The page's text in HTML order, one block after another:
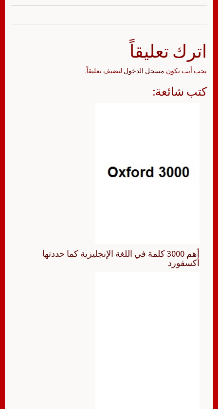
اترك تعليقاً
يجب أنت تكون مسجل الدخول لتضيف تعليقاً.
كتب شائعة:
أهم 3000 كلمة في اللغة الإنجليزية كما حددتها
أكسفورد